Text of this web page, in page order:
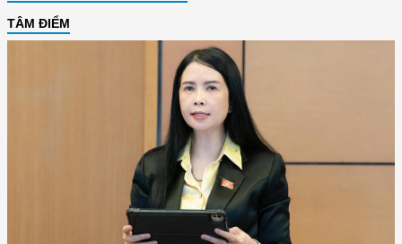
TÂM ĐIỂM